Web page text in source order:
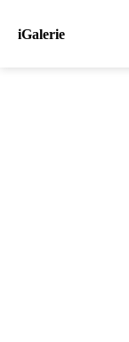
iGalerie